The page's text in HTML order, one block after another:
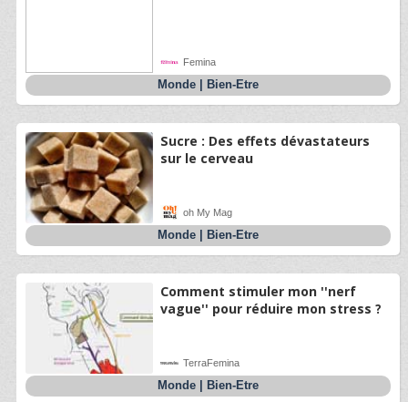
Femina
Monde| Bien-Etre
Sucre : Des effets dévastateurs
sur le cerveau
oh My Mag
Monde| Bien-Etre
Comment stimuler mon ''nerf
vague'' pour réduire mon stress ?
TerraFemina
Monde| Bien-Etre